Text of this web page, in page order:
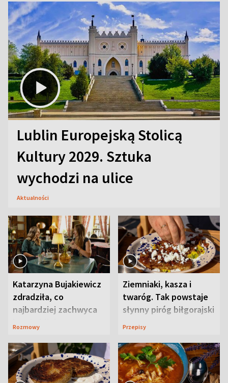
Lublin Europejską Stolicą
Kultury 2029. Sztuka
wychodzi na ulice
Aktualności
Katarzyna Bujakiewicz
zdradziła, co
najbardziej zachwyca
ją w Lublinie
Rozmowy
Ziemniaki, kasza i
twaróg. Tak powstaje
słynny piróg biłgorajski
Przepisy